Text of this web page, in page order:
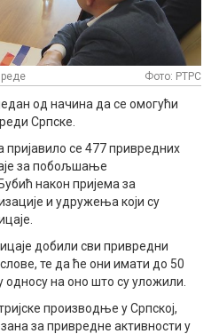
Фото: РТРС
од начина да се омогући
Српске.
пријавило се 477 привредних
за побољшање
након пријема за
и удружења који су
добили сви привредни
те да ће они имати до 50
односу на оно што су уложили.
производње у Српској,
за привредне активности у